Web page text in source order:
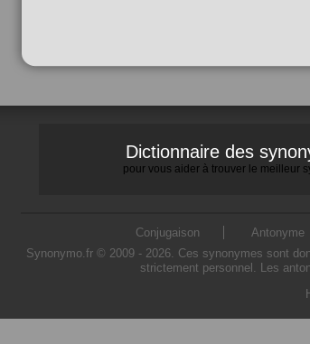
Dictionnaire des
pour vous aider à trouver le meilleur
Conjugaison Antonyme
Synonymo.fr © 2009 - 2026. Ces synonymes sont
strictement personnel. Les